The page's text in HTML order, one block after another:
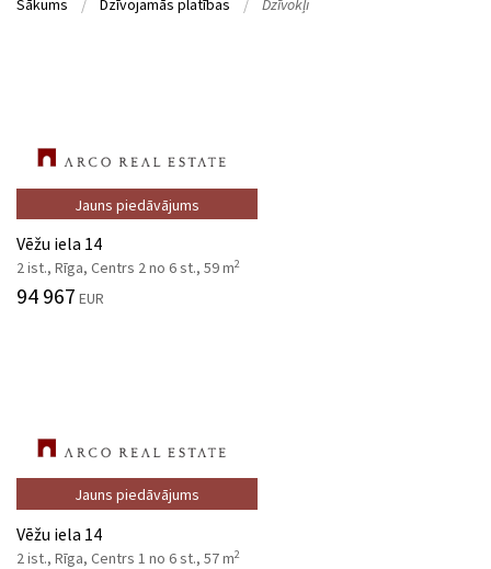
Sākums Dzīvojamās platības Dzīvokļi
Jauns piedāvājums
Vēžu iela 14
2 ist., Rīga, Centrs 2 no 6 st., 59 m2
94 967 EUR
Jauns piedāvājums
Vēžu iela 14
2 ist., Rīga, Centrs 1 no 6 st., 57 m2